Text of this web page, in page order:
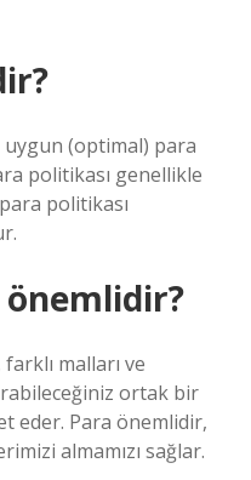
(optimal) para
politikası genellikle
politikası
önemlidir?
malları ve
ortak bir
eder. Para önemlidir,
almamızı sağlar.